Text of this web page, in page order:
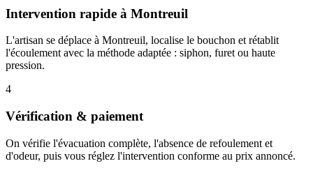
Intervention rapide à Montreuil
L'artisan se déplace à Montreuil, localise le bouchon et rétablit
l'écoulement avec la méthode adaptée : siphon, furet ou haute
pression.
4
Vérification & paiement
On vérifie l'évacuation complète, l'absence de refoulement et
d'odeur, puis vous réglez l'intervention conforme au prix annoncé.